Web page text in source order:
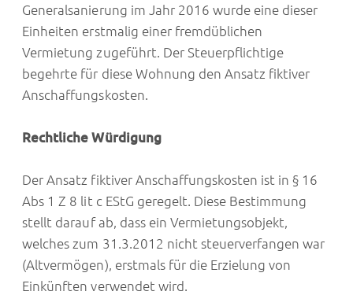
Generalsanierung im Jahr 2016 wurde eine dieser
Einheiten erstmalig einer fremdüblichen
Vermietung zugeführt. Der Steuerpflichtige
begehrte für diese Wohnung den Ansatz fiktiver
Anschaffungskosten.
Rechtliche Würdigung
Der Ansatz fiktiver Anschaffungskosten ist in § 16
Abs 1 Z 8 lit c EStG geregelt. Diese Bestimmung
stellt darauf ab, dass ein Vermietungsobjekt,
welches zum 31.3.2012 nicht steuerverfangen war
(Altvermögen), erstmals für die Erzielung von
Einkünften verwendet wird.